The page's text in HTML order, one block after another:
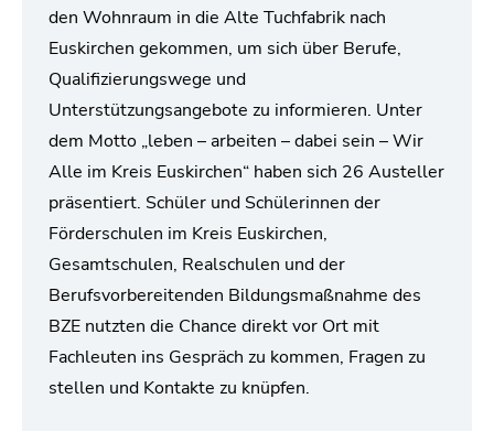
den Wohnraum in die Alte Tuchfabrik nach
Euskirchen gekommen, um sich über Berufe,
Qualifizierungswege und
Unterstützungsangebote zu informieren. Unter
dem Motto „leben – arbeiten – dabei sein – Wir
Alle im Kreis Euskirchen“ haben sich 26 Austeller
präsentiert. Schüler und Schülerinnen der
Förderschulen im Kreis Euskirchen,
Gesamtschulen, Realschulen und der
Berufsvorbereitenden Bildungsmaßnahme des
BZE nutzten die Chance direkt vor Ort mit
Fachleuten ins Gespräch zu kommen, Fragen zu
stellen und Kontakte zu knüpfen.